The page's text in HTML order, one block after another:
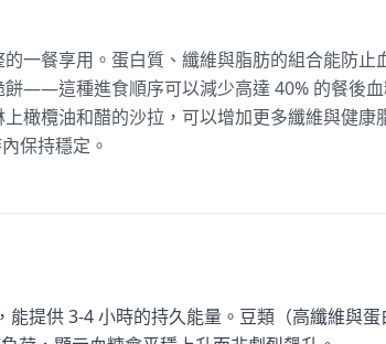
一餐享用。蛋白質、纖維與脂肪的組合能防止
——這種進食順序可以減少高達 40% 的餐後
橄欖油和醋的沙拉，可以增加更多纖維與健康
保持穩定。
能提供 3-4 小時的持久能量。豆類（高纖維與